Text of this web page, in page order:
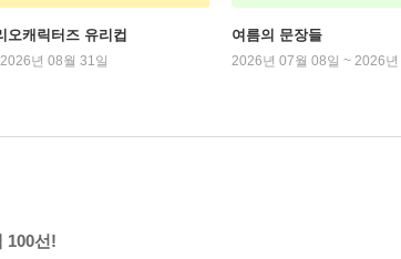
오캐릭터즈 유리컵
년 08월 31일
여름의 문장들
2026년 07월 08일 ~ 2026년
100선!